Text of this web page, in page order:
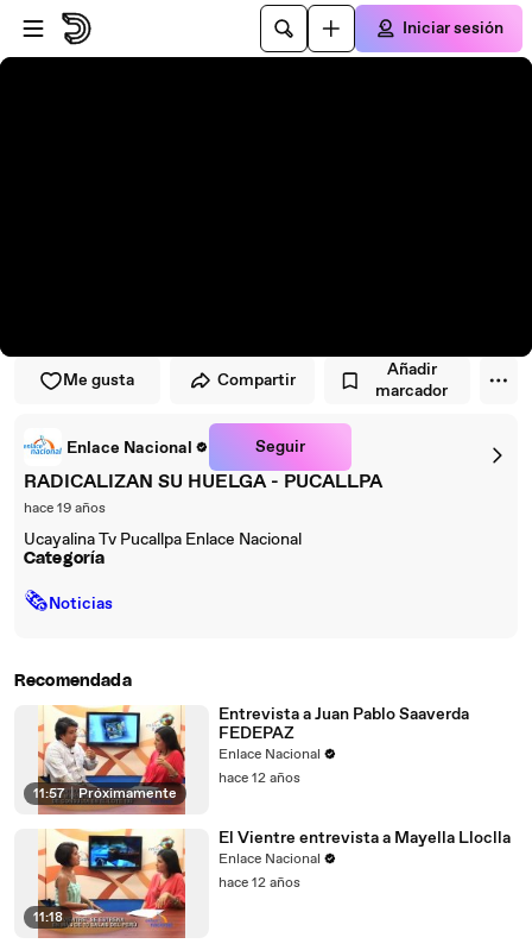
Saltar al reproductor
Saltar al contenido principal
Iniciar sesión
Me gusta Compartir
Añadir
marcador
Enlace Nacional Seguir
RADICALIZAN SU HUELGA - PUCALLPA
hace 19 años
Ucayalina Tv Pucallpa Enlace Nacional
Categoría
🗞Noticias
Recomendada
11:57 | Próximamente
Entrevista a Juan Pablo Saaverda
FEDEPAZ
Enlace Nacional
hace 12 años
11:18
El Vientre entrevista a Mayella Lloclla
Enlace Nacional
hace 12 años